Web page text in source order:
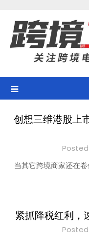
content
创想三维港股上
Posted
当其它跨境商家还在
紧抓降税红利，
Posted